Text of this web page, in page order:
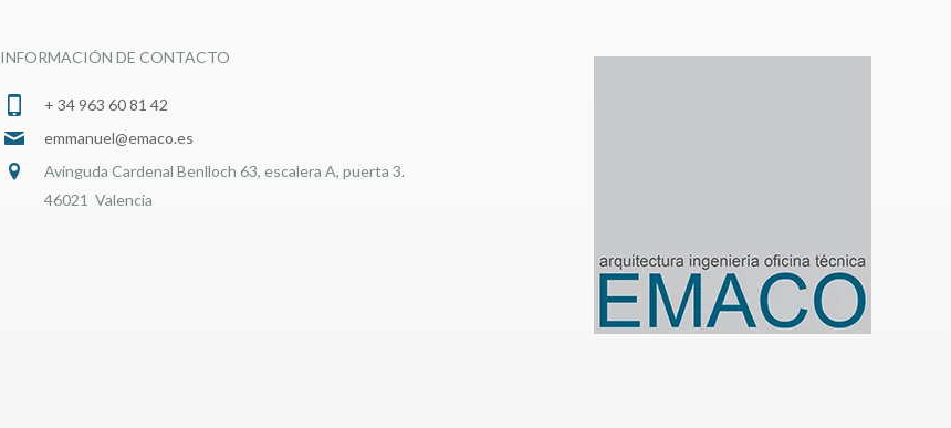
INFORMACIÓN DE CONTACTO
+ 34 963 60 81 42
emmanuel@emaco.es
Avinguda Cardenal Benlloch 63, escalera A, puerta 3.
46021 Valencia